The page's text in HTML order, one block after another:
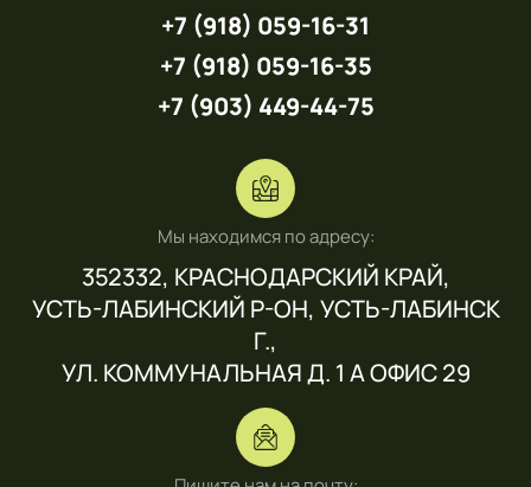
+7 (918) 059-16-31
+7 (918) 059-16-35
+7 (903) 449-44-75
352332, КРАСНОДАРСКИЙ КРАЙ,
УСТЬ-ЛАБИНСКИЙ Р-ОН, УСТЬ-ЛАБИНСК
Г.,
УЛ. КОММУНАЛЬНАЯ Д. 1 А ОФИС 29
Мы находимся по адресу: